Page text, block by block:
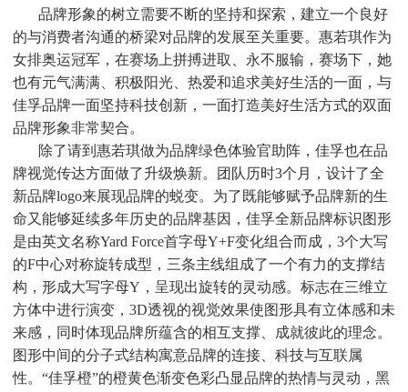
品牌形象的树立需要不断的坚持和探索，建立一个良好
的与消费者沟通的桥梁对品牌的发展至关重要。惠若琪作为
女排奥运冠军，在赛场上拼搏进取、永不服输，赛场下，她
也有元气满满、积极阳光、热爱和追求美好生活的一面，与
佳孚品牌一面坚持科技创新，一面打造美好生活方式的双面
品牌形象非常契合。
除了请到惠若琪做为品牌绿色体验官助阵，佳孚也在品
牌视觉传达方面做了升级焕新。
团队历时3个月，设计了全
新品牌logo来展现品牌的蜕变。为了既能够赋予品牌新的生
命又能够延续多年历史的品牌基因，佳孚全新品牌标识图形
是由英文名称Yard Force首字母Y+F变化组合而成，3个大写
的F中心对称旋转成型，三条主线组成了一个有力的支撑结
构，形成大写字母Y，呈现出旋转的灵动感。标志在三维立
方体中进行演变，3D透视的视觉效果使图形具有立体感和未
来感，同时体现品牌所蕴含的相互支撑、成就彼此的理念。
图形中间的分子式结构寓意品牌的连接、科技与互联属
性。“佳孚橙”的橙黄色渐变色彩凸显品牌的热情与灵动，黑